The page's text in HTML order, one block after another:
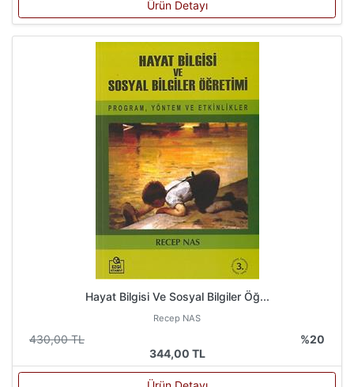
Ürün Detayı
Hayat Bilgisi Ve Sosyal Bilgiler Öğ...
Recep NAS
430,00 TL
%20
344,00 TL